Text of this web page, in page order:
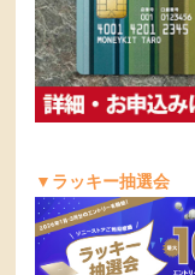
▼ラッキー抽選会